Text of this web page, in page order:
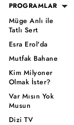
PROGRAMLAR
Müge Anlı ile
Tatlı Sert
Esra Erol'da
Mutfak Bahane
Kim Milyoner
Olmak İster?
Var Mısın Yok
Musun
Dizi TV